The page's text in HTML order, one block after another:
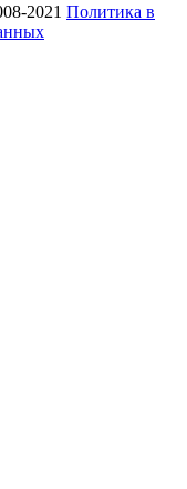
2021 Политика в